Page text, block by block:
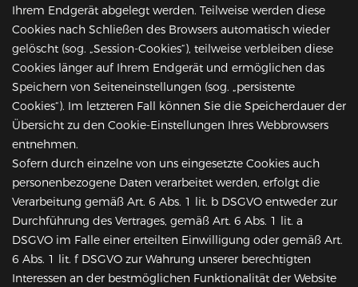
Ihrem Endgerät abgelegt werden. Teilweise werden diese
Cookies nach Schließen des Browsers automatisch wieder
gelöscht (sog. „Session-Cookies“), teilweise verbleiben diese
Cookies länger auf Ihrem Endgerät und ermöglichen das
Speichern von Seiteneinstellungen (sog. „persistente
Cookies“). Im letzteren Fall können Sie die Speicherdauer der
Übersicht zu den Cookie-Einstellungen Ihres Webbrowsers
entnehmen.
Sofern durch einzelne von uns eingesetzte Cookies auch
personenbezogene Daten verarbeitet werden, erfolgt die
Verarbeitung gemäß Art. 6 Abs. 1 lit. b DSGVO entweder zur
Durchführung des Vertrages, gemäß Art. 6 Abs. 1 lit. a
DSGVO im Falle einer erteilten Einwilligung oder gemäß Art.
6 Abs. 1 lit. f DSGVO zur Wahrung unserer berechtigten
Interessen an der bestmöglichen Funktionalität der Website